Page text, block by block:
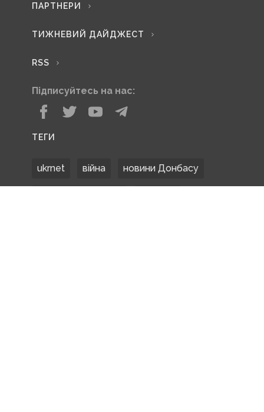
ПАРТНЕРИ
ТИЖНЕВИЙ ДАЙДЖЕСТ
RSS
Підписуйтесь на нас:
ТЕГИ
ukrnet війна новини Донбасу